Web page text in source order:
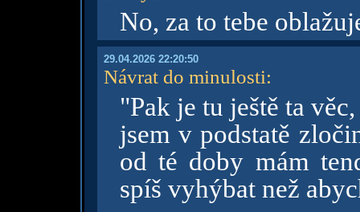
No, za to tebe
29.04.2026 22:20:50
Návrat do minulosti:
"Pak je tu ještě ta
jsem v podstatě
od té doby mám
spíš vyhýbat než